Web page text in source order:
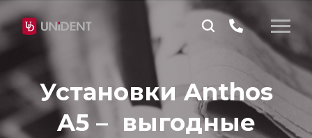
Установки Anthos
A5 – выгодные